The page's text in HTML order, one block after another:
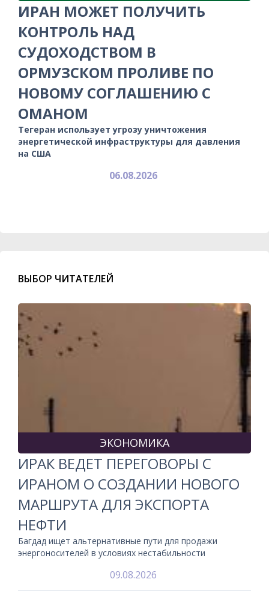
ИРАН МОЖЕТ ПОЛУЧИТЬ
КОНТРОЛЬ НАД
СУДОХОДСТВОМ В
ОРМУЗСКОМ ПРОЛИВЕ ПО
НОВОМУ СОГЛАШЕНИЮ С
ОМАНОМ
Тегеран использует угрозу уничтожения
энергетической инфраструктуры для давления
на США
06.08.2026
ВЫБОР ЧИТАТЕЛЕЙ
ЭКОНОМИКА
ИРАК ВЕДЕТ ПЕРЕГОВОРЫ С
ИРАНОМ О СОЗДАНИИ НОВОГО
МАРШРУТА ДЛЯ ЭКСПОРТА
НЕФТИ
Багдад ищет альтернативные пути для продажи
энергоносителей в условиях нестабильности
09.08.2026